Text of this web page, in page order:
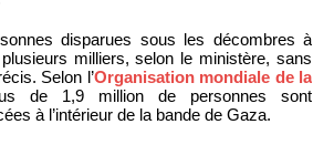
disparues sous les décombres à
milliers, selon le ministère, sans
Selon l’Organisation mondiale de la
de 1,9 million de personnes sont
à l’intérieur de la bande de Gaza.